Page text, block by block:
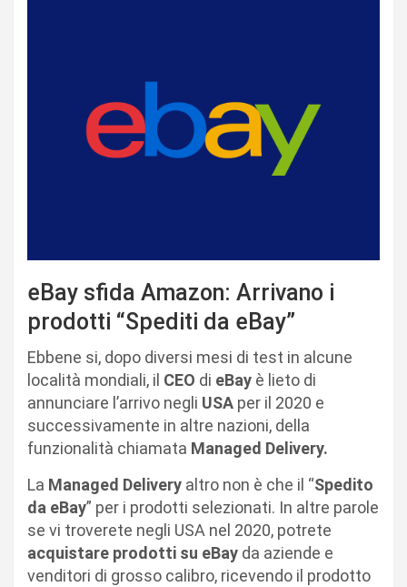
eBay sfida Amazon: Arrivano i
prodotti “Spediti da eBay”
Ebbene si, dopo diversi mesi di test in alcune
località mondiali, il CEO di eBay è lieto di
annunciare l’arrivo negli USA per il 2020 e
successivamente in altre nazioni, della
funzionalità chiamata Managed Delivery.
La Managed Delivery altro non è che il “Spedito
da eBay” per i prodotti selezionati. In altre parole
se vi troverete negli USA nel 2020, potrete
acquistare prodotti su eBay da aziende e
venditori di grosso calibro, ricevendo il prodotto